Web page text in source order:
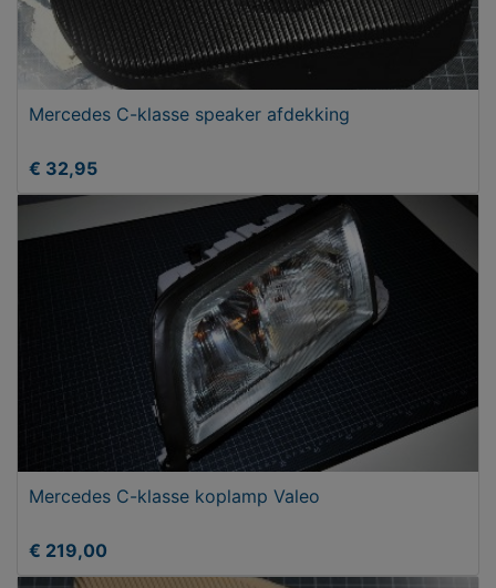
Mercedes C-klasse speaker afdekking
€ 32,95
Mercedes C-klasse koplamp Valeo
€ 219,00